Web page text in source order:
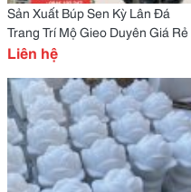
Sản Xuất Búp Sen Kỳ Lân Đá
Trang Trí Mộ Gieo Duyên Giá Rẻ
Liên hệ